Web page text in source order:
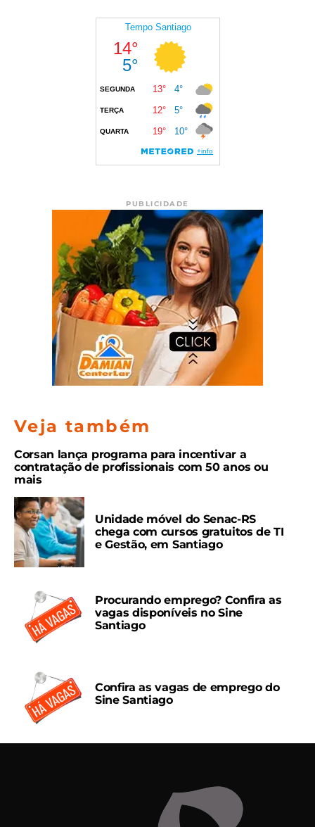
PUBLICIDADE
Veja também
Corsan lança programa para incentivar a
contratação de profissionais com 50 anos ou
mais
Unidade móvel do Senac-RS
chega com cursos gratuitos de TI
e Gestão, em Santiago
Procurando emprego? Confira as
vagas disponíveis no Sine
Santiago
Confira as vagas de emprego do
Sine Santiago